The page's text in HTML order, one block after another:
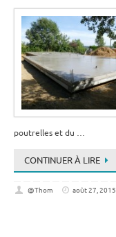
poutrelles et du …
CONTINUER À LIRE
@Thom août 27, 2015